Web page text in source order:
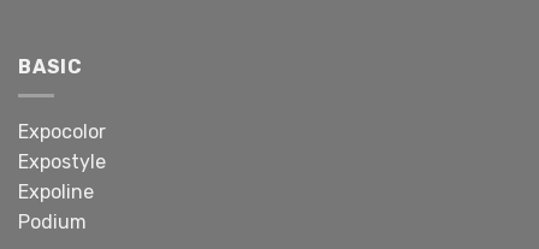
BASIC
Expocolor
Expostyle
Expoline
Podium